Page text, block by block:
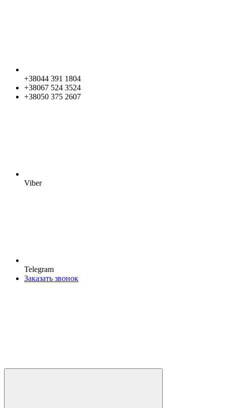
+38044 391 1804
+38067 524 3524
+38050 375 2607
Viber
Telegram
Заказать звонок